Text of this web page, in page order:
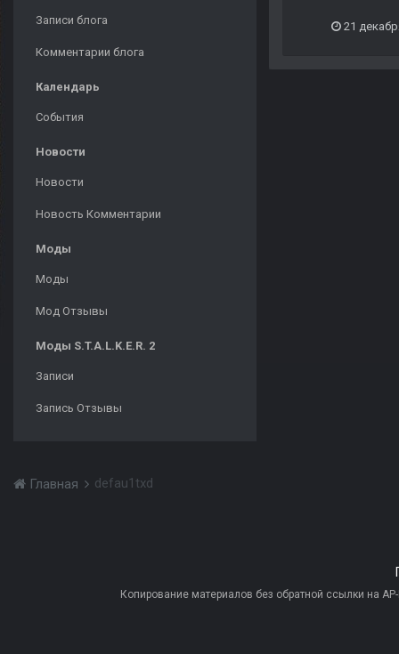
Записи блога
Комментарии блога
Календарь
События
Новости
Новости
Новость Комментарии
Моды
Моды
Мод Отзывы
Моды S.T.A.L.K.E.R. 2
Записи
Запись Отзывы
21
Главная defau1txd
Копирование материалов без обратной ссылки на